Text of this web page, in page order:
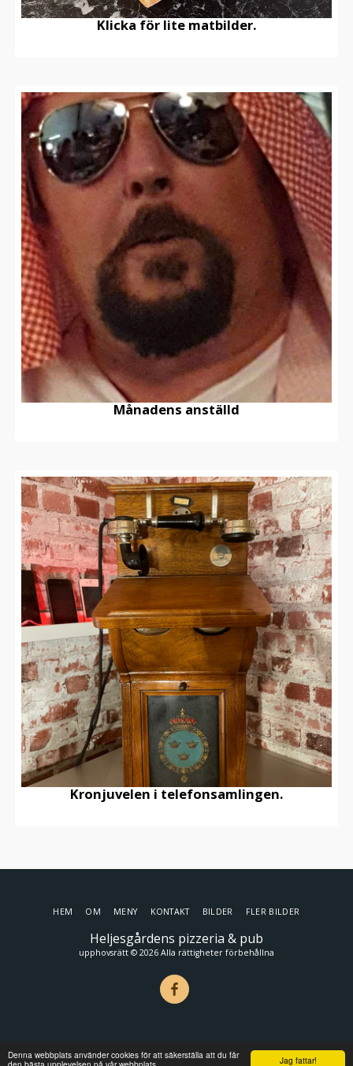
Jag fattar!
Denna webbplats använder cookies för att säkerställa att du får
Klicka för lite matbilder.
Månadens anställd
Kronjuvelen i telefonsamlingen.
Heljesgårdens pizzeria & pub
upphovsrätt © 2026 Alla rättigheter förbehållna
HEM OM MENY KONTAKT BILDER FLER BILDER